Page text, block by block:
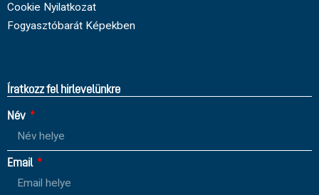
Cookie Nyilatkozat
Fogyasztóbarát Képekben
Íratkozz fel hirlevelünkre
Név
Email